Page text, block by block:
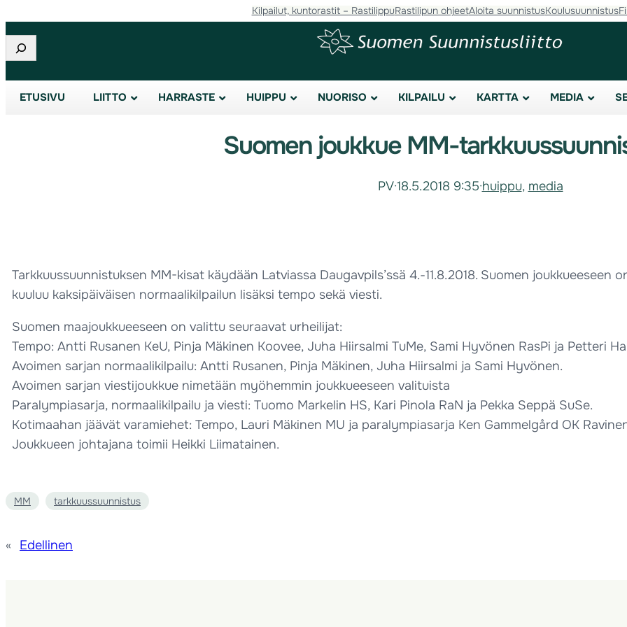
Kilpailut, kuntorastit – RastilippuRastilipun ohjeetAloita suunnistusKoulusuunnistus
Etsi
ETUSIVU LIITTO HARRASTE HUIPPU NUORISO KILPAILU KARTTA MEDIA
Suomen joukkue MM-
PV·18.5.2018 9:35·huippu, media
Tarkkuussuunnistuksen MM-kisat käydään Latviassa Daugavpils’ssä 4.-11.8.2018. Suomen joukkueeseen
kuuluu kaksipäiväisen normaalikilpailun lisäksi tempo sekä viesti.
Suomen maajoukkueeseen on valittu seuraavat urheilijat:
Tempo: Antti Rusanen KeU, Pinja Mäkinen Koovee, Juha Hiirsalmi TuMe, Sami Hyvönen RasPi ja Petteri
Avoimen sarjan normaalikilpailu: Antti Rusanen, Pinja Mäkinen, Juha Hiirsalmi ja Sami Hyvönen.
Avoimen sarjan viestijoukkue nimetään myöhemmin joukkueeseen valituista
Paralympiasarja, normaalikilpailu ja viesti: Tuomo Markelin HS, Kari Pinola RaN ja Pekka Seppä SuSe.
Kotimaahan jäävät varamiehet: Tempo, Lauri Mäkinen MU ja paralympiasarja Ken Gammelgård OK
Joukkueen johtajana toimii Heikki Liimatainen.
MM tarkkuussuunnistus
« Edellinen